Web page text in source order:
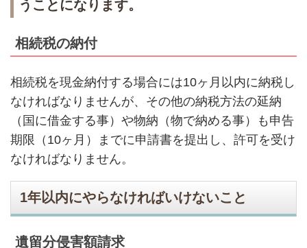
うことになります。
相続税の納付
相続税を現金納付する場合には10ヶ月以内に納税し
なければなりませんが、その他の納税方法の延納
（国に借金する事）や物納（物で納める事）も申告
期限（10ヶ月）までに申請書を提出し、許可を受け
なければなりません。
1年以内にやらなければいけないこと
遺留分侵害額請求